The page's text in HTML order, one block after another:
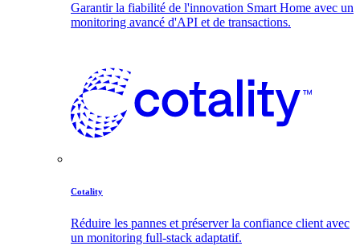
Garantir la fiabilité de l'innovation Smart Home avec un
monitoring avancé d'API et de transactions.
Cotality
Réduire les pannes et préserver la confiance client avec
un monitoring full-stack adaptatif.